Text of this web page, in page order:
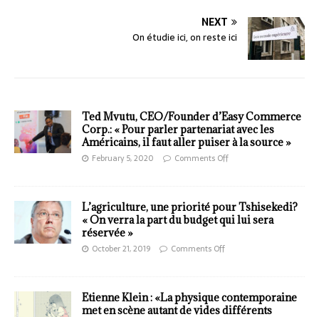
NEXT
On étudie ici, on reste ici
Ted Mvutu, CEO/Founder d’Easy Commerce
Corp.: « Pour parler partenariat avec les
Américains, il faut aller puiser à la source »
February 5, 2020 Comments Off
L’agriculture, une priorité pour Tshisekedi?
« On verra la part du budget qui lui sera
réservée »
October 21, 2019 Comments Off
Etienne Klein : «La physique contemporaine
met en scène autant de vides différents